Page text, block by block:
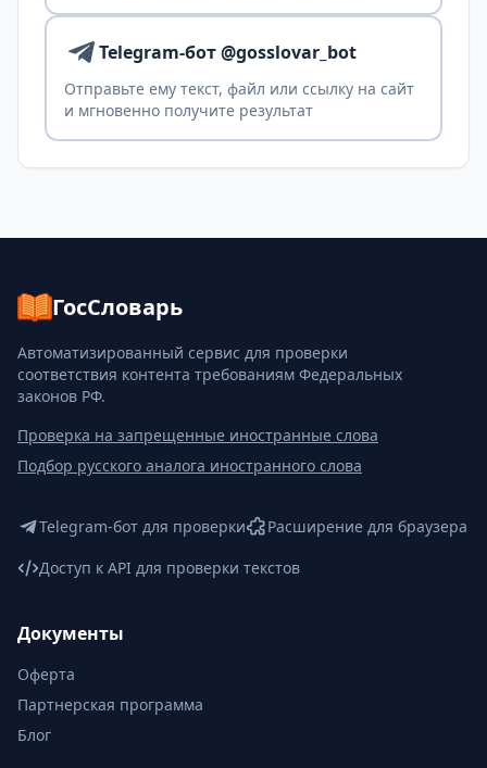
Telegram-бот @gosslovar_bot
Отправьте ему текст, файл или ссылку на сайт
и мгновенно получите результат
ГосСловарь
Автоматизированный сервис для проверки
соответствия контента требованиям Федеральных
законов РФ.
Проверка на запрещенные иностранные слова
Подбор русского аналога иностранного слова
Telegram-бот для проверки
Расширение для браузера
Доступ к API для проверки текстов
Документы
Оферта
Партнерская программа
Блог